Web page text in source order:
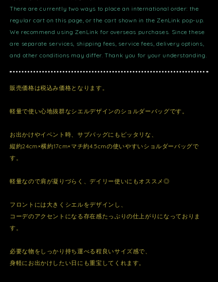
There are currently two ways to place an international order: the
regular cart on this page, or the cart shown in the ZenLink pop-up.
We recommend using ZenLink for overseas purchases. Since these
are separate services, shipping fees, service fees, delivery options,
and other conditions may differ. Thank you for your understanding.
販売価格は税込み価格となります。
軽量で使い心地抜群なシエルデザインのショルダーバッグです。
お出かけやイベント時、サブバッグにもピッタリな、
縦約24cm×横約17cm×マチ約4.5cmの使いやすいショルダーバッグで
す。
軽量なので肩が凝りづらく、デイリー使いにもオススメ◎
フロントには大きくシエルをデザインし、
コーデのアクセントになる存在感たっぷりの仕上がりになっておりま
す。
必要な物をしっかり持ち運べる程良いサイズ感で、
身軽にお出かけしたい日にも重宝してくれます。